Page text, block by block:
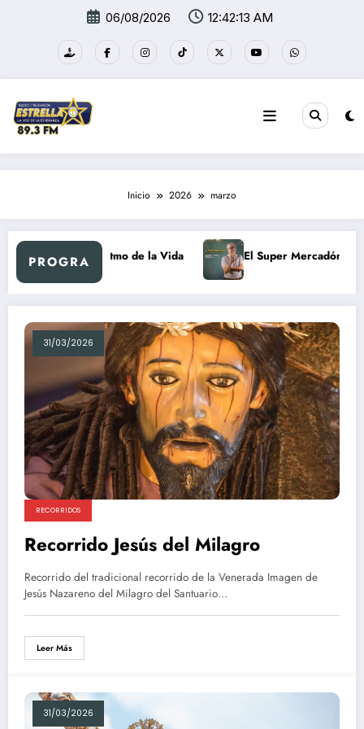
06/08/2026 12:42:14 AM
Inicio 2026 marzo
PROGRA
Al Ritmo de la Vida El Super Mercadón
31/03/2026
RECORRIDOS
Recorrido Jesús del Milagro
Recorrido del tradicional recorrido de la Venerada Imagen de
Jesús Nazareno del Milagro del Santuario…
Leer Más
31/03/2026